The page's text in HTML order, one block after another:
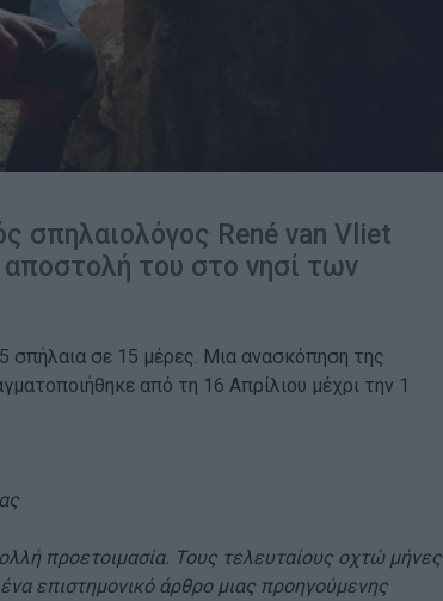
σπηλαιολόγος René van Vliet
του στο νησί των
σπήλαια σε 15 μέρες. Μια ανασκόπηση της
από τη 16 Απρίλιου μέχρι την 1
προετοιμασία. Τους τελευταίους οχτώ μήνες
επιστημονικό άρθρο μιας προηγούμενης